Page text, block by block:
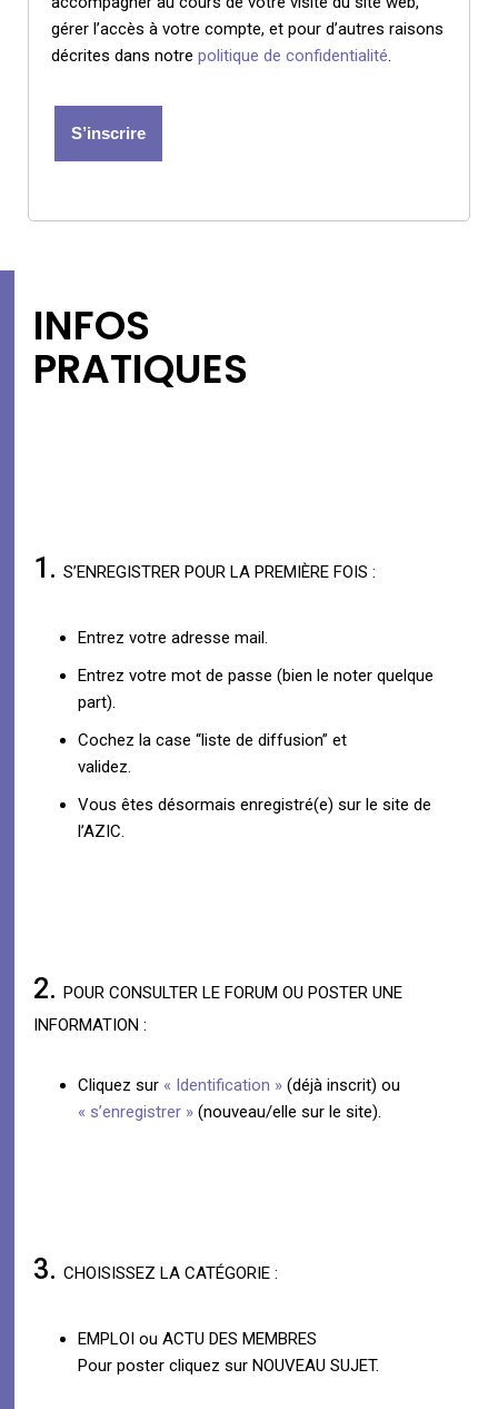
gérer l’accès à votre compte, et pour d’autres raisons
décrites dans notre politique de confidentialité.
S’inscrire
INFOS
PRATIQUES
1. S’ENREGISTRER POUR LA PREMIÈRE FOIS :
Entrez votre adresse mail.
Entrez votre mot de passe (bien le noter quelque
part).
Cochez la case “liste de diffusion” et
validez.
Vous êtes désormais enregistré(e) sur le site de
l’AZIC.
2. POUR CONSULTER LE FORUM OU POSTER UNE
INFORMATION :
Cliquez sur « Identification » (déjà inscrit) ou
« s’enregistrer » (nouveau/elle sur le site).
3. CHOISISSEZ LA CATÉGORIE :
EMPLOI ou ACTU DES MEMBRES
Pour poster cliquez sur NOUVEAU SUJET.